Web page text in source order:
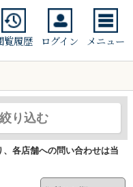
覧履歴 ログイン メニュー
り込む
各店舗への問い合わせは当